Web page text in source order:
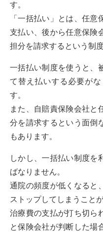
す。
「一括払い」とは、任
支払い、後から任意保険
担分を請求するという制度
一括払い制度を使うと、
て替え払いする必要が
す。
また、自賠責保険会社と
分を請求するという面倒
もあります。
しかし、一括払い制度を
ばなりません。
通院の頻度が低くなると
ストップしてしまうこと
治療費の支払が打ち切ら
と保険会社が判断した場